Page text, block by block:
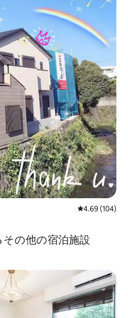
レビュー104
4.69 (104)
の他の宿泊施設